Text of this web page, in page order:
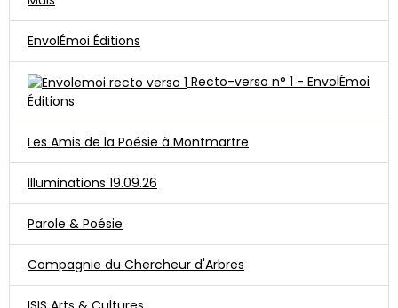
EnvolÉmoi Éditions
Recto-verso n° 1 - EnvolÉmoi
Éditions
Les Amis de la Poésie à Montmartre
Illuminations 19.09.26
Parole & Poésie
Compagnie du Chercheur d'Arbres